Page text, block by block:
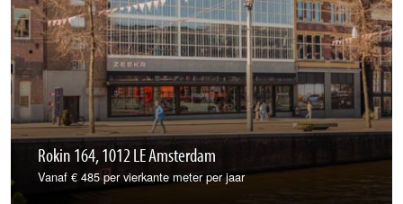
Rokin 164, 1012 LE Amsterdam
Vanaf € 485 per vierkante meter per jaar